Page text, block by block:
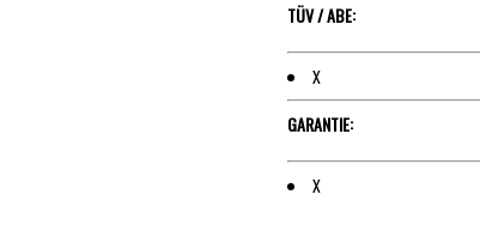
TÜV / ABE:
X
GARANTIE:
X